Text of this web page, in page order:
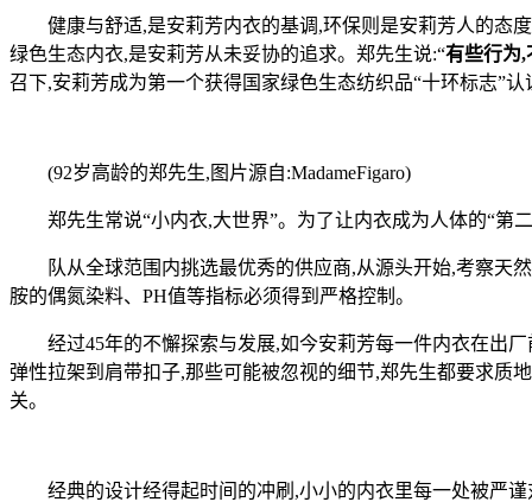
健康与舒适,是安莉芳内衣的基调,环保则是安莉芳人的态度
绿色生态内衣,是安莉芳从未妥协的追求。郑先生说:“有些行为,
召下,安莉芳成为第一个获得国家绿色生态纺织品“十环标志”
(92岁高龄的郑先生,图片源自:MadameFigaro)
郑先生常说“小内衣,大世界”。为了让内衣成为人体的“第
队从全球范围内挑选最优秀的供应商,从源头开始,考察天然
胺的偶氮染料、PH值等指标必须得到严格控制。
经过45年的不懈探索与发展,如今安莉芳每一件内衣在出厂
弹性拉架到肩带扣子,那些可能被忽视的细节,郑先生都要求质
关。
经典的设计经得起时间的冲刷,小小的内衣里每一处被严谨